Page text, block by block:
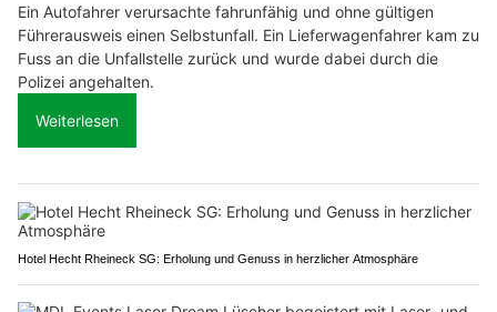
Ein Autofahrer verursachte fahrunfähig und ohne gültigen
Führerausweis einen Selbstunfall. Ein Lieferwagenfahrer kam zu
Fuss an die Unfallstelle zurück und wurde dabei durch die
Polizei angehalten.
Weiterlesen
Hotel Hecht Rheineck SG: Erholung und Genuss in herzlicher Atmosphäre